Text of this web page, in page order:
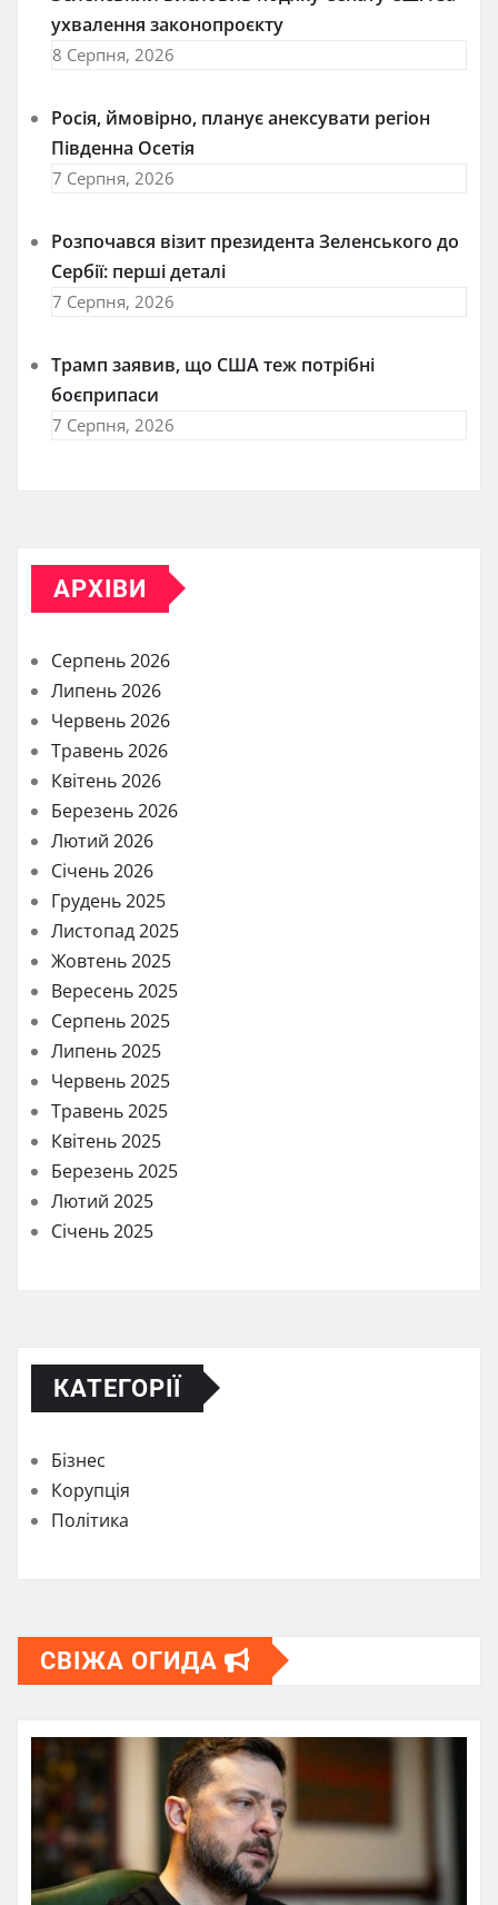
ухвалення законопроєкту
8 Серпня, 2026
Росія, ймовірно, планує анексувати регіон
Південна Осетія
7 Серпня, 2026
Розпочався візит президента Зеленського до
Сербії: перші деталі
7 Серпня, 2026
Трамп заявив, що США теж потрібні
боєприпаси
7 Серпня, 2026
АРХІВИ
Серпень 2026
Липень 2026
Червень 2026
Травень 2026
Квітень 2026
Березень 2026
Лютий 2026
Січень 2026
Грудень 2025
Листопад 2025
Жовтень 2025
Вересень 2025
Серпень 2025
Липень 2025
Червень 2025
Травень 2025
Квітень 2025
Березень 2025
Лютий 2025
Січень 2025
КАТЕГОРІЇ
Бізнес
Корупція
Політика
СВІЖА ОГИДА